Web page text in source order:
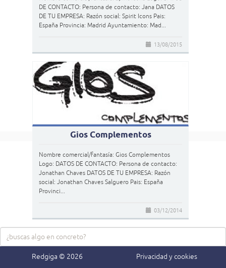
DE CONTACTO: Persona de contacto: Jana DATOS
DE TU EMPRESA: Razón social: Spirit Icons Pais:
España Provincia: Madrid Ayuntamiento: Mad...
13/08/2015
Gios Complementos
Nombre comercial/fantasía: Gios Complementos
Logo: DATOS DE CONTACTO: Persona de contacto:
Jonathan Chaves DATOS DE TU EMPRESA: Razón
social: Jonathan Chaves Salguero Pais: España
Provinci...
03/12/2014
Redgiga © 2026 Privacidad y cookies